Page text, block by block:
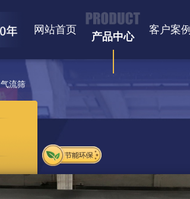
网站首页
产品中心
客户案例
气流筛